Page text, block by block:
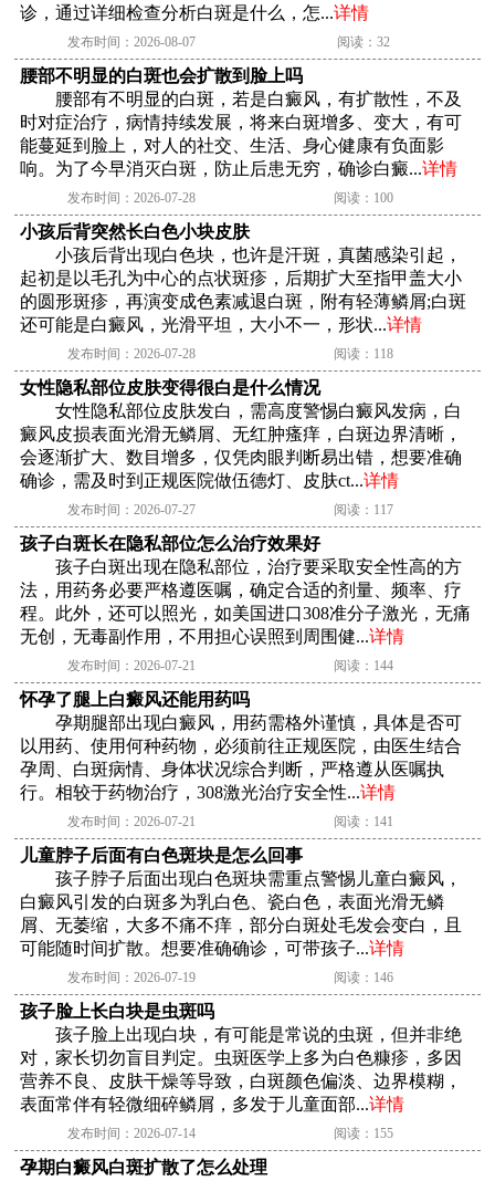
诊，通过详细检查分析白斑是什么，怎...详情
发布时间：2026-08-07 阅读：32
腰部不明显的白斑也会扩散到脸上吗
腰部有不明显的白斑，若是白癜风，有扩散性，不及
时对症治疗，病情持续发展，将来白斑增多、变大，有可
能蔓延到脸上，对人的社交、生活、身心健康有负面影
响。为了今早消灭白斑，防止后患无穷，确诊白癜...详情
发布时间：2026-07-28 阅读：100
小孩后背突然长白色小块皮肤
小孩后背出现白色块，也许是汗斑，真菌感染引起，
起初是以毛孔为中心的点状斑疹，后期扩大至指甲盖大小
的圆形斑疹，再演变成色素减退白斑，附有轻薄鳞屑;白斑
还可能是白癜风，光滑平坦，大小不一，形状...详情
发布时间：2026-07-28 阅读：118
女性隐私部位皮肤变得很白是什么情况
女性隐私部位皮肤发白，需高度警惕白癜风发病，白
癜风皮损表面光滑无鳞屑、无红肿瘙痒，白斑边界清晰，
会逐渐扩大、数目增多，仅凭肉眼判断易出错，想要准确
确诊，需及时到正规医院做伍德灯、皮肤ct...详情
发布时间：2026-07-27 阅读：117
孩子白斑长在隐私部位怎么治疗效果好
孩子白斑出现在隐私部位，治疗要采取安全性高的方
法，用药务必要严格遵医嘱，确定合适的剂量、频率、疗
程。此外，还可以照光，如美国进口308准分子激光，无痛
无创，无毒副作用，不用担心误照到周围健...详情
发布时间：2026-07-21 阅读：144
怀孕了腿上白癜风还能用药吗
孕期腿部出现白癜风，用药需格外谨慎，具体是否可
以用药、使用何种药物，必须前往正规医院，由医生结合
孕周、白斑病情、身体状况综合判断，严格遵从医嘱执
行。相较于药物治疗，308激光治疗安全性...详情
发布时间：2026-07-21 阅读：141
儿童脖子后面有白色斑块是怎么回事
孩子脖子后面出现白色斑块需重点警惕儿童白癜风，
白癜风引发的白斑多为乳白色、瓷白色，表面光滑无鳞
屑、无萎缩，大多不痛不痒，部分白斑处毛发会变白，且
可能随时间扩散。想要准确确诊，可带孩子...详情
发布时间：2026-07-19 阅读：146
孩子脸上长白块是虫斑吗
孩子脸上出现白块，有可能是常说的虫斑，但并非绝
对，家长切勿盲目判定。虫斑医学上多为白色糠疹，多因
营养不良、皮肤干燥等导致，白斑颜色偏淡、边界模糊，
表面常伴有轻微细碎鳞屑，多发于儿童面部...详情
发布时间：2026-07-14 阅读：155
孕期白癜风白斑扩散了怎么处理